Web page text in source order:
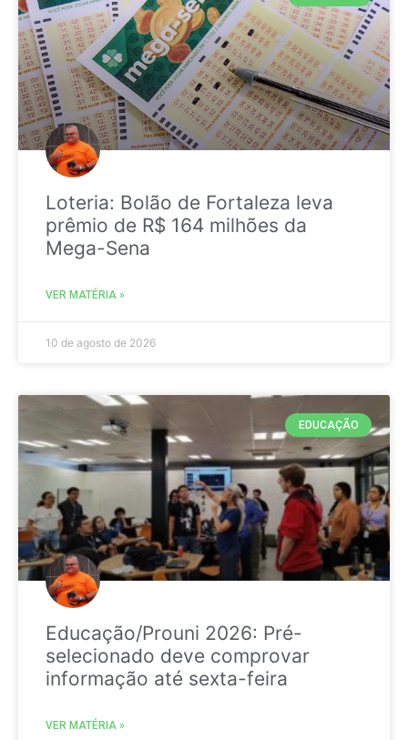
Loteria: Bolão de Fortaleza leva
prêmio de R$ 164 milhões da
Mega-Sena
VER MATÉRIA »
10 de agosto de 2026
EDUCAÇÃO
Educação/Prouni 2026: Pré-
selecionado deve comprovar
informação até sexta-feira
VER MATÉRIA »